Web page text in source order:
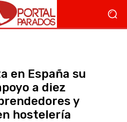
en España su
a diez
y
hostelería